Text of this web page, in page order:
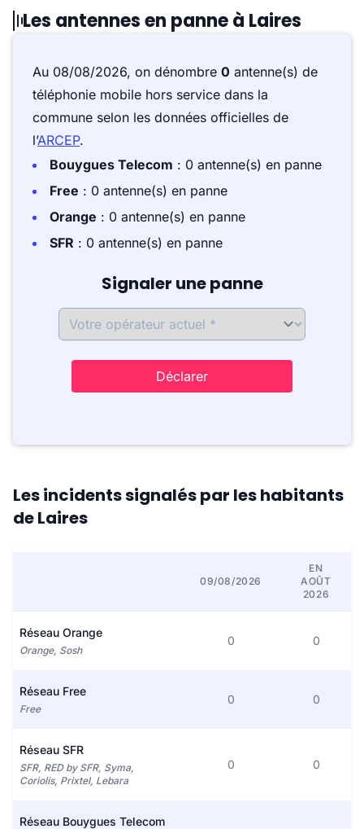
Les antennes en panne à Laires
Au 08/08/2026, on dénombre 0 antenne(s) de
téléphonie mobile hors service dans la
commune selon les données officielles de
l’ARCEP.
Bouygues Telecom : 0 antenne(s) en panne
Free : 0 antenne(s) en panne
Orange : 0 antenne(s) en panne
SFR : 0 antenne(s) en panne
Signaler une panne
Déclarer
Les incidents signalés par les habitants
de Laires
09/08/2026
EN
AOÛT
2026
Réseau Orange
Orange, Sosh
0 0
Réseau Free
Free
0 0
Réseau SFR
SFR, RED by SFR, Syma,
Coriolis, Prixtel, Lebara
0 0
Réseau Bouygues Telecom